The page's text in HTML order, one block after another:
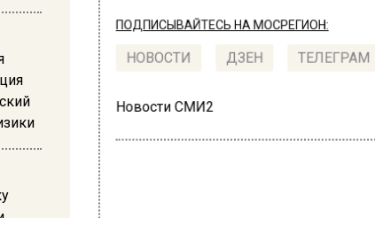
ПОДПИСЫВАЙТЕСЬ НА МОСРЕГИОН:
НОВОСТИ ДЗЕН ТЕЛЕГРАМ
Новости СМИ2